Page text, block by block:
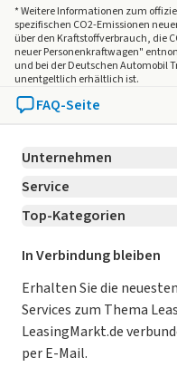
* Weitere Informationen zum
spezifischen CO2-Emissionen
über den Kraftstoffverbrauch, die
neuer Personenkraftwagen"
und bei der Deutschen Automobil
unentgeltlich erhältlich ist.
FAQ-Seite
Unternehmen
Über LeasingMarkt.de
Karriere Jetzt
Für Händler
Kooperation mit
AGB
Datenschutz
Service
Kontakt
Ratgeber
Magazin
Datenschutz-
So funktioniert’s
Top-Kategorien
Leasing Deals
Gebrauchtwagen Leasing
Leasing ohne Anzahlung
E-Auto Leasing
In Verbindung bleiben
Erhalten Sie die
Services zum Thema
LeasingMarkt.de
per E-Mail.